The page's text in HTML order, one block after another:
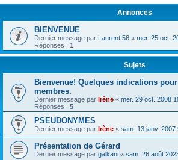
Annonces
BIENVENUE
Dernier message par Laurent 56 « mer. 25 oct.
Réponses : 1
Sujets
Bienvenue! Quelques indications
membres.
Dernier message par Irène « mer. 29 oct. 2008
Réponses : 5
PSEUDONYMES
Dernier message par Irène « sam. 13 janv. 2007
Présentation de Gérard
Dernier message par galkani « sam. 26 août